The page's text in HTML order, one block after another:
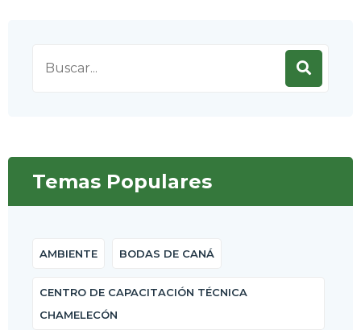
for:
Temas Populares
AMBIENTE BODAS DE CANÁ
CENTRO DE CAPACITACIÓN TÉCNICA
CHAMELECÓN